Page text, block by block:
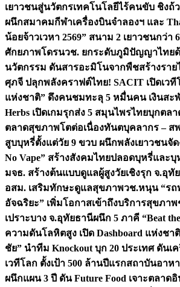
เยาวชนสู่นวัตกรเทคโนโลยีไร้คนขับ ชิงถ้
ผนึกสมาคมกีฬาเครื่องบินจำลองฯ และ
น้อยจ้าวเวหา 2569” สนาม 2 เยาวชนกว่า
ศักยภาพโดรนวช. ยกระดับภูมิปัญญาไทยด้
นวัตกรรม ดันสารอะมิโนจากพืชสร้างรา
ศุภจี ปลุกพลังคราฟต์ไทย! SACIT เปิดเว
แห่งชาติ” ดึงคนชมทะลุ 5 หมื่นคน เงินสะ
Herbs เปิดเกมรุกส่ง 5 สมุนไพรไทยบุกตล
ตลาดสุขภาพโตต่อเนื่องทันตบุคลากร – ส
สูบบุหรี่ตั้งแต่วัย 9 ขวบ ผนึกพลังเยาวชนจัด
No Vape” สร้างสังคมไทยปลอดบุหรี่และ
มจธ. สร้างต้นแบบดูแลผู้สูงวัยเชิงรุก จ.อุทั
อสม. เสริมทักษะดูแลสุขภาพวช.หนุน “ร
อัจฉริยะ” เพิ่มโอกาสเข้าถึงบริการสุขภา
เปราะบาง จ.อุทัยธานีผนึก 5 ภาคี “Beat
ความดันโลหิตสูง เปิด Dashboard แห่งช
ชัย” นำทีม Knockout บุก 20 ประเทศ ดันเ
เวทีโลก ตั้งเป้า 500 ล้านปีแรกสถาบันอาห
ผนึกแผน 3 ปี ดัน Future Food เจาะตลาด